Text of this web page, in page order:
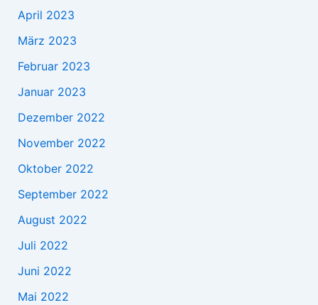
April 2023
März 2023
Februar 2023
Januar 2023
Dezember 2022
November 2022
Oktober 2022
September 2022
August 2022
Juli 2022
Juni 2022
Mai 2022